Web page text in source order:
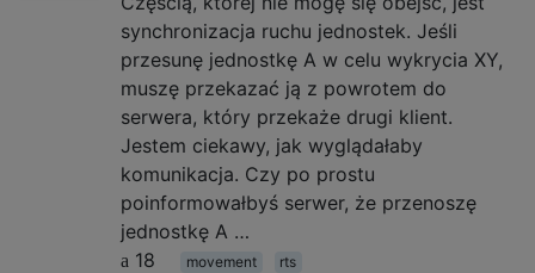
synchronizacja ruchu jednostek. Jeśli
przesunę jednostkę A w celu wykrycia XY,
muszę przekazać ją z powrotem do
serwera, który przekaże drugi klient.
Jestem ciekawy, jak wyglądałaby
komunikacja. Czy po prostu
poinformowałbyś serwer, że przenoszę
jednostkę A …
18
movement rts